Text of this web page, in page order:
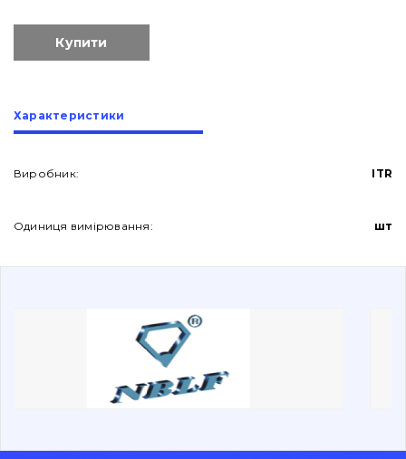
Про нас
Контакти
Вакансії
Фільтри та мастильні матеріали
Купити
Характеристики
Виробник: ITR
Одиниця вимірювання: шт